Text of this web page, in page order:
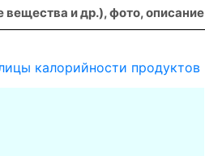
и др.), фото, описание
калорийности продуктов